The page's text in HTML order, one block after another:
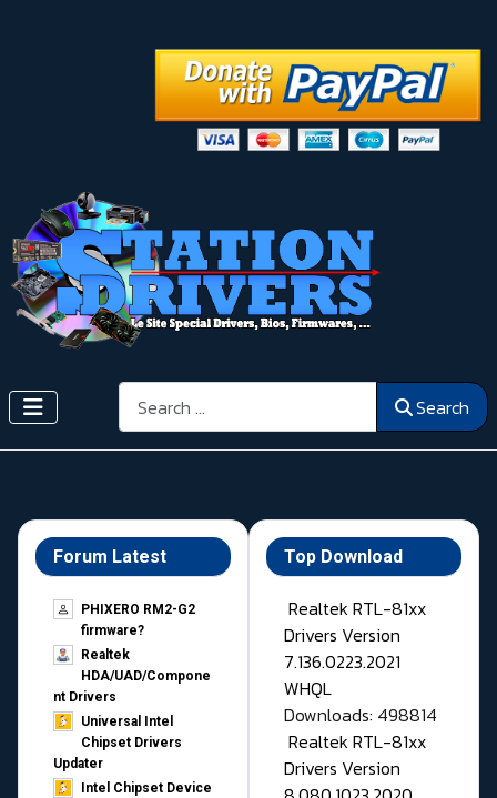
Search Search
Forum Latest
PHIXERO RM2-G2
firmware?
Realtek
HDA/UAD/Compone
nt Drivers
Universal Intel
Chipset Drivers
Updater​
Intel Chipset Device
Top Download
Realtek RTL-81xx
Drivers Version
7.136.0223.2021
WHQL
Downloads: 498814
Realtek RTL-81xx
Drivers Version